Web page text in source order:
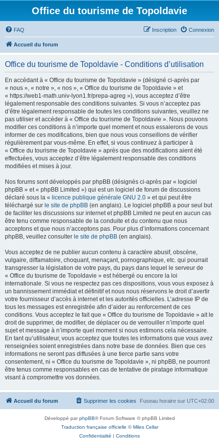
Office du tourisme de Topoldavie
FAQ Connexion
Inscription
Accueil du forum
Office du tourisme de Topoldavie - Conditions d’utilisation
En accédant à « Office du tourisme de Topoldavie » (désigné ci-après par
« nous », « notre », « nos », « Office du tourisme de Topoldavie » et
« https://web1-math.univ-lyon1.fr/prepa-agreg »), vous acceptez d’être
légalement responsable des conditions suivantes. Si vous n’acceptez pas
d’être légalement responsable de toutes les conditions suivantes, veuillez ne
pas utiliser et accéder à « Office du tourisme de Topoldavie ». Nous pouvons
modifier ces conditions à n’importe quel moment et nous essaierons de vous
informer de ces modifications, bien que nous vous conseillons de vérifier
régulièrement par vous-même. En effet, si vous continuez à participer à
« Office du tourisme de Topoldavie » après que des modifications aient été
effectuées, vous acceptez d’être légalement responsable des conditions
modifiées et mises à jour.
Nos forums sont développés par phpBB (désignés ci-après par « logiciel
phpBB » et « phpBB Limited ») qui est un logiciel de forum de discussions
déclaré sous la « licence publique générale GNU 2.0 » et qui peut être
téléchargé sur le site de phpBB (en anglais). Le logiciel phpBB a pour seul but
de faciliter les discussions sur internet et phpBB Limited ne peut en aucun cas
être tenu comme responsable de la conduite et du contenu que nous
acceptons et que nous n’acceptons pas. Pour plus d’informations concernant
phpBB, veuillez consulter le site de phpBB (en anglais).
Vous acceptez de ne publier aucun contenu à caractère abusif, obscène,
vulgaire, diffamatoire, choquant, menaçant, pornographique, etc. qui pourrait
transgresser la législation de votre pays, du pays dans lequel le serveur de
« Office du tourisme de Topoldavie » est hébergé ou encore la loi
internationale. Si vous ne respectez pas ces dispositions, vous vous exposez à
un bannissement immédiat et définitif et nous nous réservons le droit d’avertir
votre fournisseur d’accès à internet et les autorités officielles. L’adresse IP de
tous les messages est enregistrée afin d’aider au renforcement de ces
conditions. Vous acceptez le fait que « Office du tourisme de Topoldavie » ait le
droit de supprimer, de modifier, de déplacer ou de verrouiller n’importe quel
sujet et message à n’importe quel moment si nous estimons cela nécessaire.
En tant qu’utilisateur, vous acceptez que toutes les informations que vous avez
renseignées soient enregistrées dans notre base de données. Bien que ces
informations ne seront pas diffusées à une tierce partie sans votre
consentement, ni « Office du tourisme de Topoldavie », ni phpBB, ne pourront
être tenus comme responsables en cas de tentative de piratage informatique
visant à compromettre vos données.
Accueil du forum Fuseau horaire sur UTC+02:00
Supprimer les cookies
Développé parphpBB® Forum Software © phpBB Limited
Traduction française officielle ©Miles Cellar
Confidentialité | Conditions